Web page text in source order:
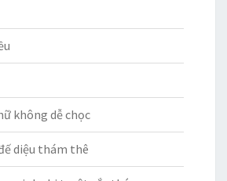
không dễ chọc
diệu thám thê